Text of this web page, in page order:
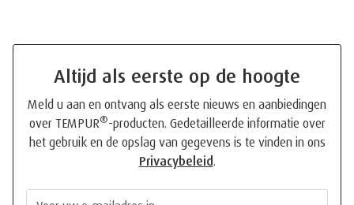
Meld u aan en ontvang als eerste nieuws en aanbiedingen
over TEMPUR -producten. Gedetailleerde informatie over
het gebruik en de opslag van gegevens is te vinden in ons
Privacybeleid.